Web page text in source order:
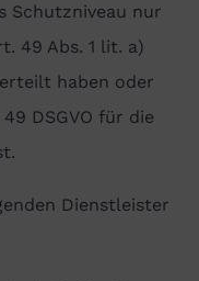
Schutzniveau nur
49 Abs. 1 lit. a)
haben oder
DSGVO für die
Dienstleister